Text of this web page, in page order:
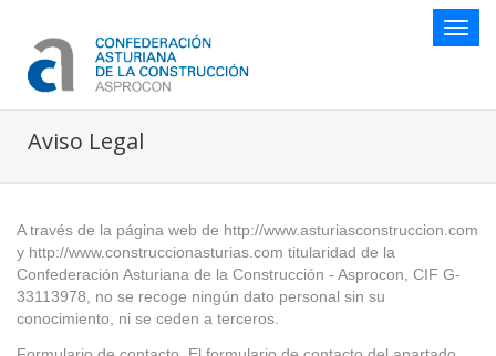
Botón
Aviso Legal
A través de la página web de http://www.asturiasconstruccion.com
y http://www.construccionasturias.com titularidad de la
Confederación Asturiana de la Construcción - Asprocon, CIF G-
33113978, no se recoge ningún dato personal sin su
conocimiento, ni se ceden a terceros.